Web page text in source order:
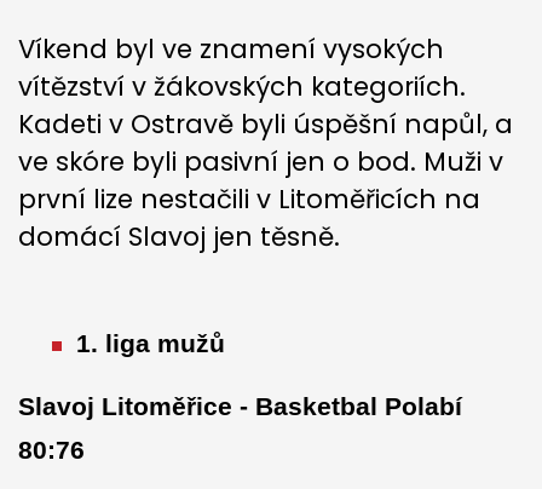
Víkend byl ve znamení vysokých
vítězství v žákovských kategoriích.
Kadeti v Ostravě byli úspěšní napůl, a
ve skóre byli pasivní jen o bod. Muži v
první lize nestačili v Litoměřicích na
domácí Slavoj jen těsně.
1. liga mužů
Slavoj Litoměřice - Basketbal Polabí
80:76